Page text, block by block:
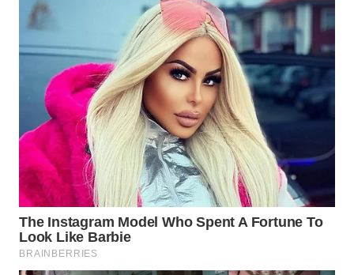
LAWAS
WN
SUMEDANG
WN
CIANJUR
KEPULAUAN
SERIBU